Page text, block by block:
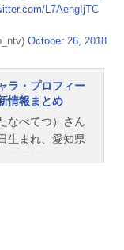
L7AengIjTC
October 26, 2018
ラ・プロフィー
情報まとめ
なべてつ）さん
生まれ、愛知県